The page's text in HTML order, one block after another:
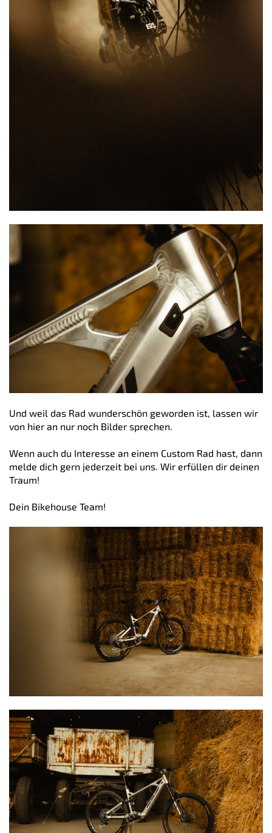
Und weil das Rad wunderschön geworden ist, lassen wir
von hier an nur noch Bilder sprechen.
Wenn auch du Interesse an einem Custom Rad hast, dann
melde dich gern jederzeit bei uns. Wir erfüllen dir deinen
Traum!
Dein Bikehouse Team!